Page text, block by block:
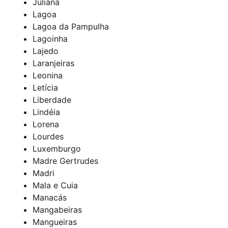
Lagoa
Lagoa da Pampulha
Lagoinha
Lajedo
Laranjeiras
Leonina
Letícia
Liberdade
Lindéia
Lorena
Lourdes
Luxemburgo
Madre Gertrudes
Madri
Mala e Cuia
Manacás
Mangabeiras
Mangueiras